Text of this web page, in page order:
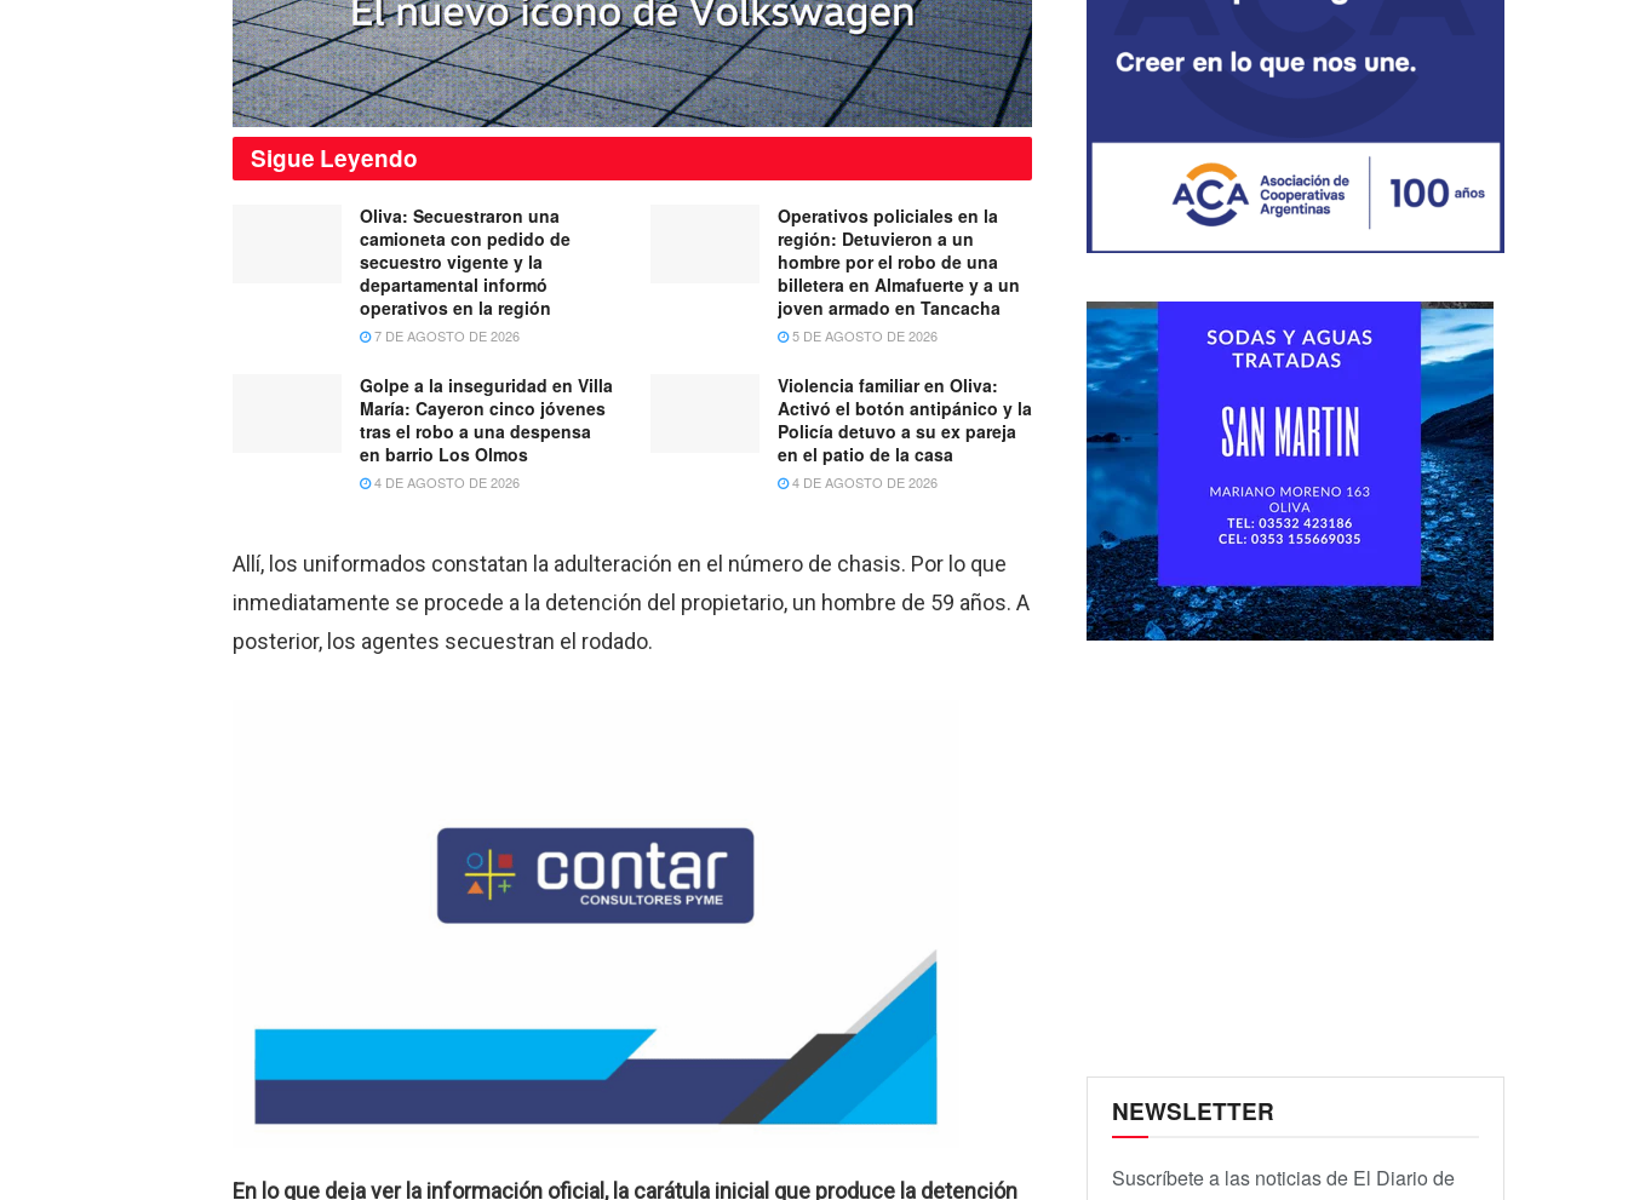
Sigue Leyendo
Oliva: Secuestraron una
camioneta con pedido de
secuestro vigente y la
departamental informó
operativos en la región
7 DE AGOSTO DE 2026
Operativos policiales en la
región: Detuvieron a un
hombre por el robo de una
billetera en Almafuerte y a un
joven armado en Tancacha
5 DE AGOSTO DE 2026
Golpe a la inseguridad en Villa
María: Cayeron cinco jóvenes
tras el robo a una despensa
en barrio Los Olmos
4 DE AGOSTO DE 2026
Violencia familiar en Oliva:
Activó el botón antipánico y la
Policía detuvo a su ex pareja
en el patio de la casa
4 DE AGOSTO DE 2026
Allí, los uniformados constatan la adulteración en el número de chasis. Por lo que
inmediatamente se procede a la detención del propietario, un hombre de 59 años. A
posterior, los agentes secuestran el rodado.
En lo que deja ver la información oficial, la carátula inicial que produce la detención
NEWSLETTER
Suscríbete a las noticias de El Diario de